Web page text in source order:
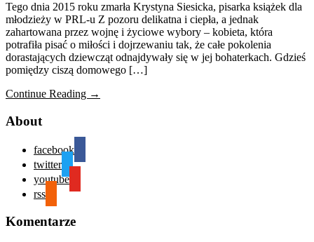
Tego dnia 2015 roku zmarła Krystyna Siesicka, pisarka książek dla
młodzieży w PRL-u Z pozoru delikatna i ciepła, a jednak
zahartowana przez wojnę i życiowe wybory – kobieta, która
potrafiła pisać o miłości i dojrzewaniu tak, że całe pokolenia
dorastających dziewcząt odnajdywały się w jej bohaterkach. Gdzieś
pomiędzy ciszą domowego […]
Continue Reading →
About
facebook
twitter
youtube
rss
Komentarze